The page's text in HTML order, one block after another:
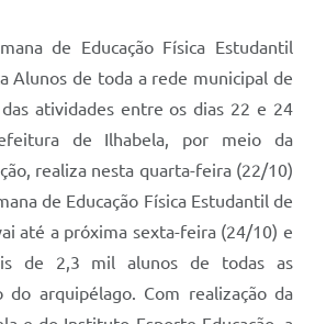
de Educação Física Estudantil
Alunos de toda a rede municipal de
atividades entre os dias 22 e 24
de Ilhabela, por meio da
realiza nesta quarta-feira (22/10)
de Educação Física Estudantil de
até a próxima sexta-feira (24/10) e
de 2,3 mil alunos de todas as
do arquipélago. Com realização da